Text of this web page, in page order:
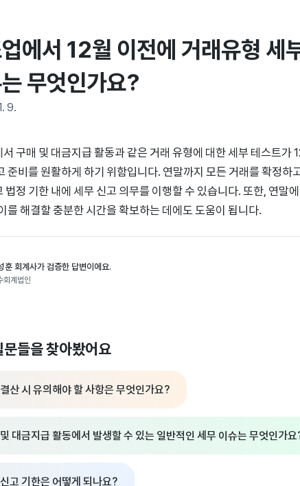
에서 12월 이전에 거래유형 세
무엇인가요?
9.
구매 및 대금지급 활동과 같은 거래 유형에 대한 세부 테스트가
준비를 원활하게 하기 위함입니다. 연말까지 모든 거래를 확정
법정 기한 내에 세무 신고 의무를 이행할 수 있습니다. 또한, 연말
를 해결할 충분한 시간을 확보하는 데에도 도움이 됩니다.
훈 회계사가 검증한 답변이에요.
회계법인
들을 찾아봤어요
산 시 유의해야 할 사항은 무엇인가요?
대금지급 활동에서 발생할 수 있는 일반적인 세무 이슈는 무엇인가
고 기한은 어떻게 되나요?